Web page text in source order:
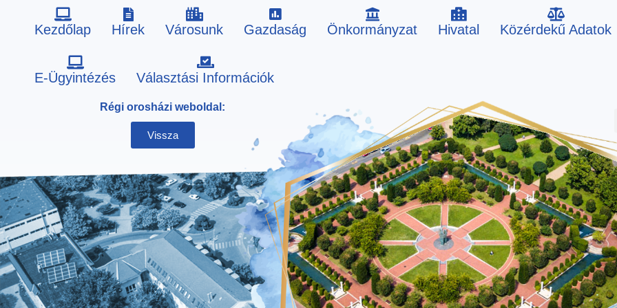
Kezdőlap Hírek Városunk Gazdaság Önkormányzat Hivatal Közérdekű Adatok
E-Ügyintézés Választási Információk
Régi orosházi weboldal:
Vissza